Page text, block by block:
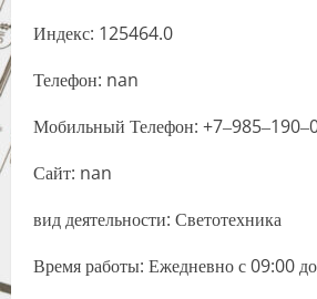
Индекс: 125464.0
Телефон: nan
Мобильный Телефон:
Сайт: nan
вид деятельности: Светотехника
Время работы: Ежедневно с 09:00